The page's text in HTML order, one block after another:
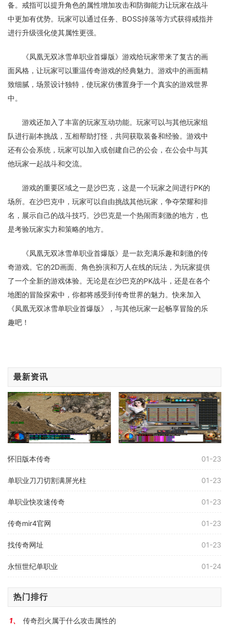
备。戒指可以提升角色的属性增加攻击和防御能力让玩家在战斗
中更加有优势。玩家可以通过任务、BOSS掉落等方式获得戒指并
进行升级强化使其属性更强。
《凤凰无双冰雪单职业首爆版》游戏给玩家带来了复古的画
面风格，让玩家可以重温传奇游戏的经典魅力。游戏中的画面精
致细腻，场景设计独特，使玩家仿佛置身于一个真实的游戏世界
中。
游戏还加入了丰富的玩家互动功能。玩家可以与其他玩家组
队进行副本挑战，互相帮助打怪，共同获取装备和经验。游戏中
还有公会系统，玩家可以加入或创建自己的公会，在公会中与其
他玩家一起战斗和交流。
游戏的重要区域之一是沙巴克，这是一个玩家之间进行PK的
场所。在沙巴克中，玩家可以自由挑战其他玩家，争夺荣耀和排
名，展示自己的战斗技巧。沙巴克是一个热闹而刺激的地方，也
是考验玩家实力和策略的地方。
《凤凰无双冰雪单职业首爆版》是一款充满乐趣和刺激的传
奇游戏。它的2D画面、角色扮演和万人在线的玩法，为玩家提供
了一个全新的游戏体验。无论是在沙巴克的PK战斗，还是在各个
地图的冒险探索中，你都将感受到传奇世界的魅力。快来加入
《凤凰无双冰雪单职业首爆版》，与其他玩家一起畅享冒险的乐
趣吧！
最新资讯
怀旧版本传奇 01-23
单职业刀刀切割满屏光柱 01-23
单职业快攻速传奇 01-23
传奇mir4官网 01-23
找传奇网址 01-23
永恒世纪单职业 01-24
热门排行
传奇烈火属于什么攻击属性的